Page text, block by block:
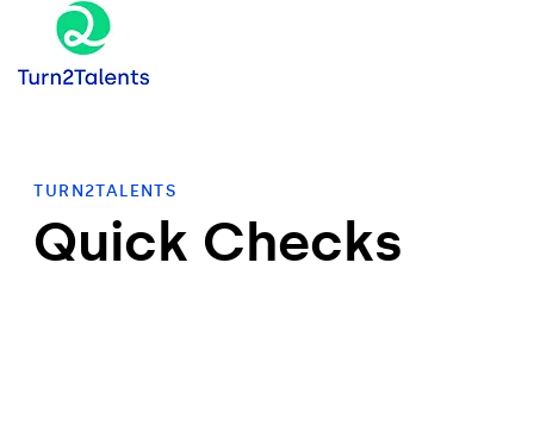
TURN2TALENTS
Quick Checks